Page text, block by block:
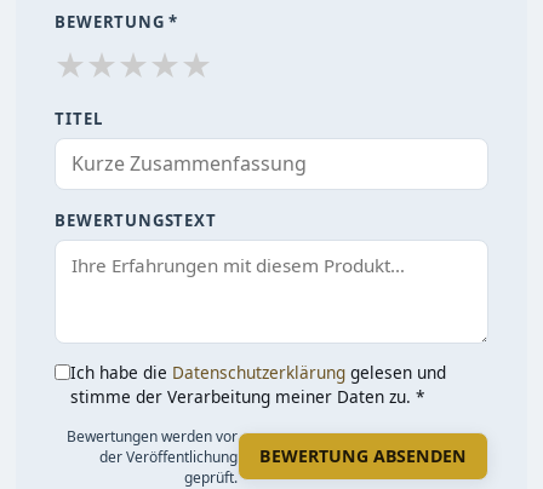
BEWERTUNG *
★★★★★
TITEL
BEWERTUNGSTEXT
Ich habe die Datenschutzerklärung gelesen und
stimme der Verarbeitung meiner Daten zu. *
Bewertungen werden vor
der Veröffentlichung
geprüft.
BEWERTUNG ABSENDEN